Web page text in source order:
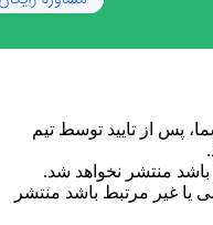
پس از تایید توسط تیم
باشد منتشر نخواهد شد.
یا غیر مرتبط باشد منتشر